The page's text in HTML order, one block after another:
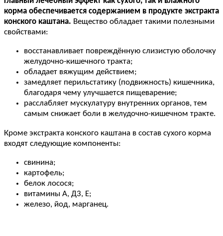
корма обеспечивается содержанием в продукте экстракта
конского каштана. Вещество обладает такими полезными
свойствами:
восстанавливает повреждённую слизистую оболочку
желудочно-кишечного тракта;
обладает вяжущим действием;
замедляет перильстатику (подвижность) кишечника,
благодаря чему улучшается пищеварение;
расслабляет мускулатуру внутренних органов, тем
самым снижает боли в желудочно-кишечном тракте.
Кроме экстракта конского каштана в состав сухого корма
входят следующие компоненты:
свинина;
картофель;
белок лосося;
витамины А, Д3, Е;
железо, йод, марганец.